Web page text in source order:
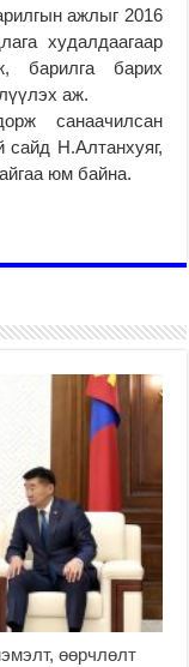
ажлыг 2016
худалдаагаар
барилга барих
аж.
санаачилсан
сайд Н.Алтанхуяг,
юм байна.
өөрчлөлт